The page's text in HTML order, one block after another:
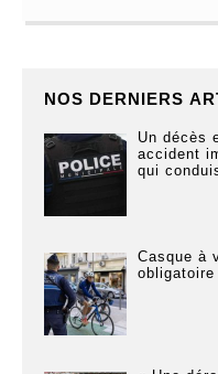
NOS DERNIERS
Un décès
accident
qui
Casque à
obligatoire